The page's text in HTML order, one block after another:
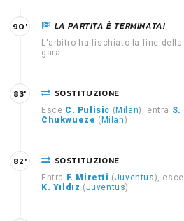
LA PARTITA È TERMINATA!
L'arbitro ha fischiato la fine della
gara.
90'
SOSTITUZIONE
Esce C. Pulisic ( Milan), entra S.
Chukwueze ( Milan)
83'
SOSTITUZIONE
Entra F. Miretti (Juventus), esce
K. Yıldız (Juventus)
82'